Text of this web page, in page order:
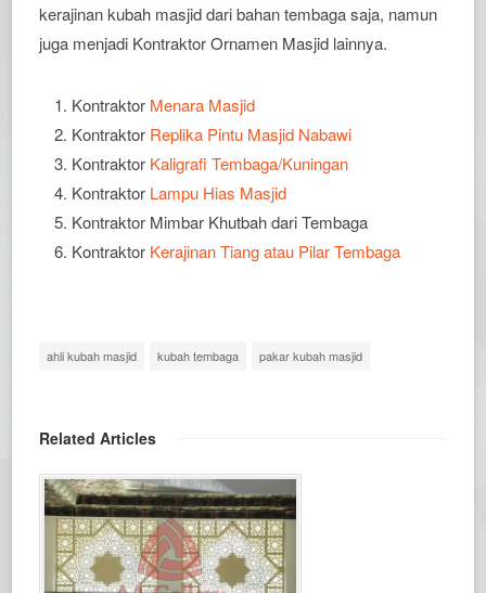
kerajinan kubah masjid dari bahan tembaga saja, namun
juga menjadi Kontraktor Ornamen Masjid lainnya.
Kontraktor Menara Masjid
Kontraktor Replika Pintu Masjid Nabawi
Kontraktor Kaligrafi Tembaga/Kuningan
Kontraktor Lampu Hias Masjid
Kontraktor Mimbar Khutbah dari Tembaga
Kontraktor Kerajinan Tiang atau Pilar Tembaga
ahli kubah masjid kubah tembaga pakar kubah masjid
Related Articles